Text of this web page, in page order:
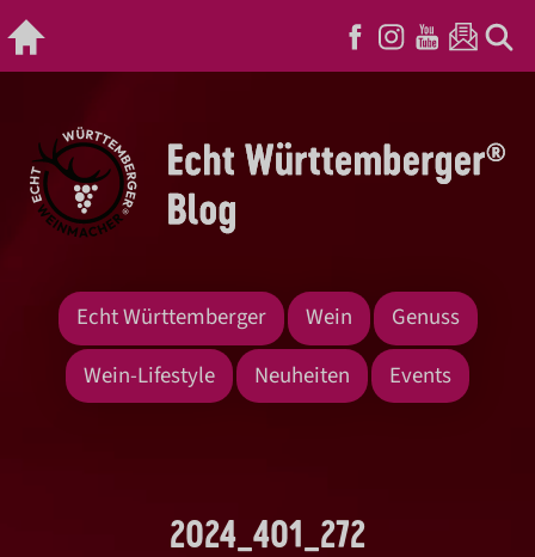
Echt Württemberger Wein
Genuss
Wein-Lifestyle
Neuheiten Events
2024_401_272